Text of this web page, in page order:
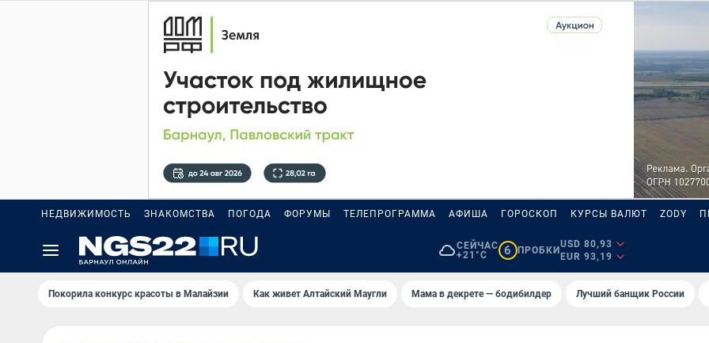
НЕДВИЖИМОСТЬ ЗНАКОМСТВА ПОГОДА ФОРУМЫ ТЕЛЕПРОГРАММА АФИША ГОРОСКОП КУРСЫ ВАЛЮТ ZODY
СЕЙЧАС
+21°C
6 ПРОБКИ
USD 80,93
EUR 93,19
Покорила конкурс красоты в Малайзии Как живет Алтайский Маугли Мама в декрете — бодибилдер Лучший банщик России